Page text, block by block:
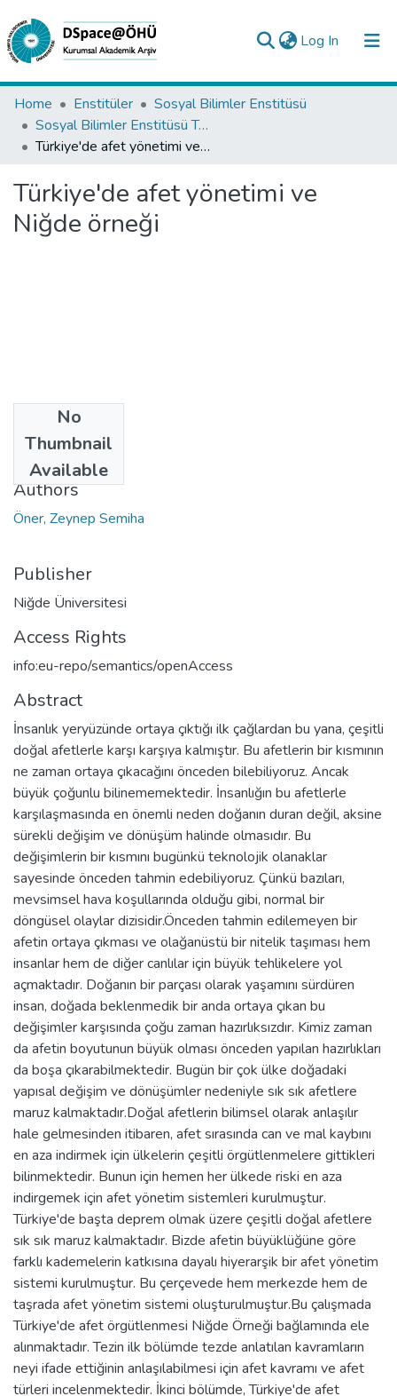
Log In (current)
Collections
All of DSpace
Analyze
Request/Question
Home Enstitüler
Sosyal Bilimler Enstitüsü
Sosyal Bilimler Enstitüsü Tez Koleksiyonu
Türkiye'de afet yönetimi ve Niğde örneği
Türkiye'de afet yönetimi ve
Niğde örneği
No
Thumbnail
Available
2010
Authors
Öner, Zeynep Semiha
Publisher
Niğde Üniversitesi
Access Rights
info:eu-repo/semantics/openAccess
Abstract
İnsanlık yeryüzünde ortaya çıktığı ilk çağlardan bu yana, çeşitli
doğal afetlerle karşı karşıya kalmıştır. Bu afetlerin bir kısmının
ne zaman ortaya çıkacağını önceden bilebiliyoruz. Ancak
büyük çoğunlu bilinememektedir. İnsanlığın bu afetlerle
karşılaşmasında en önemli neden doğanın duran değil, aksine
sürekli değişim ve dönüşüm halinde olmasıdır. Bu
değişimlerin bir kısmını bugünkü teknolojik olanaklar
sayesinde önceden tahmin edebiliyoruz. Çünkü bazıları,
mevsimsel hava koşullarında olduğu gibi, normal bir
döngüsel olaylar dizisidir.Önceden tahmin edilemeyen bir
afetin ortaya çıkması ve olağanüstü bir nitelik taşıması hem
insanlar hem de diğer canlılar için büyük tehlikelere yol
açmaktadır. Doğanın bir parçası olarak yaşamını sürdüren
insan, doğada beklenmedik bir anda ortaya çıkan bu
değişimler karşısında çoğu zaman hazırlıksızdır. Kimiz zaman
da afetin boyutunun büyük olması önceden yapılan hazırlıkları
da boşa çıkarabilmektedir. Bugün bir çok ülke doğadaki
yapısal değişim ve dönüşümler nedeniyle sık sık afetlere
maruz kalmaktadır.Doğal afetlerin bilimsel olarak anlaşılır
hale gelmesinden itibaren, afet sırasında can ve mal kaybını
en aza indirmek için ülkelerin çeşitli örgütlenmelere gittikleri
bilinmektedir. Bunun için hemen her ülkede riski en aza
indirgemek için afet yönetim sistemleri kurulmuştur.
Türkiye'de başta deprem olmak üzere çeşitli doğal afetlere
sık sık maruz kalmaktadır. Bizde afetin büyüklüğüne göre
farklı kademelerin katkısına dayalı hiyerarşik bir afet yönetim
sistemi kurulmuştur. Bu çerçevede hem merkezde hem de
taşrada afet yönetim sistemi oluşturulmuştur.Bu çalışmada
Türkiye'de afet örgütlenmesi Niğde Örneği bağlamında ele
alınmaktadır. Tezin ilk bölümde tezde anlatılan kavramların
neyi ifade ettiğinin anlaşılabilmesi için afet kavramı ve afet
türleri incelenmektedir. İkinci bölümde, Türkiye'de afet